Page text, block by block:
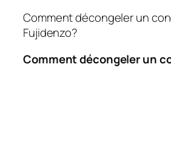
Comment décongeler un
Fujidenzo?
Comment décongeler un